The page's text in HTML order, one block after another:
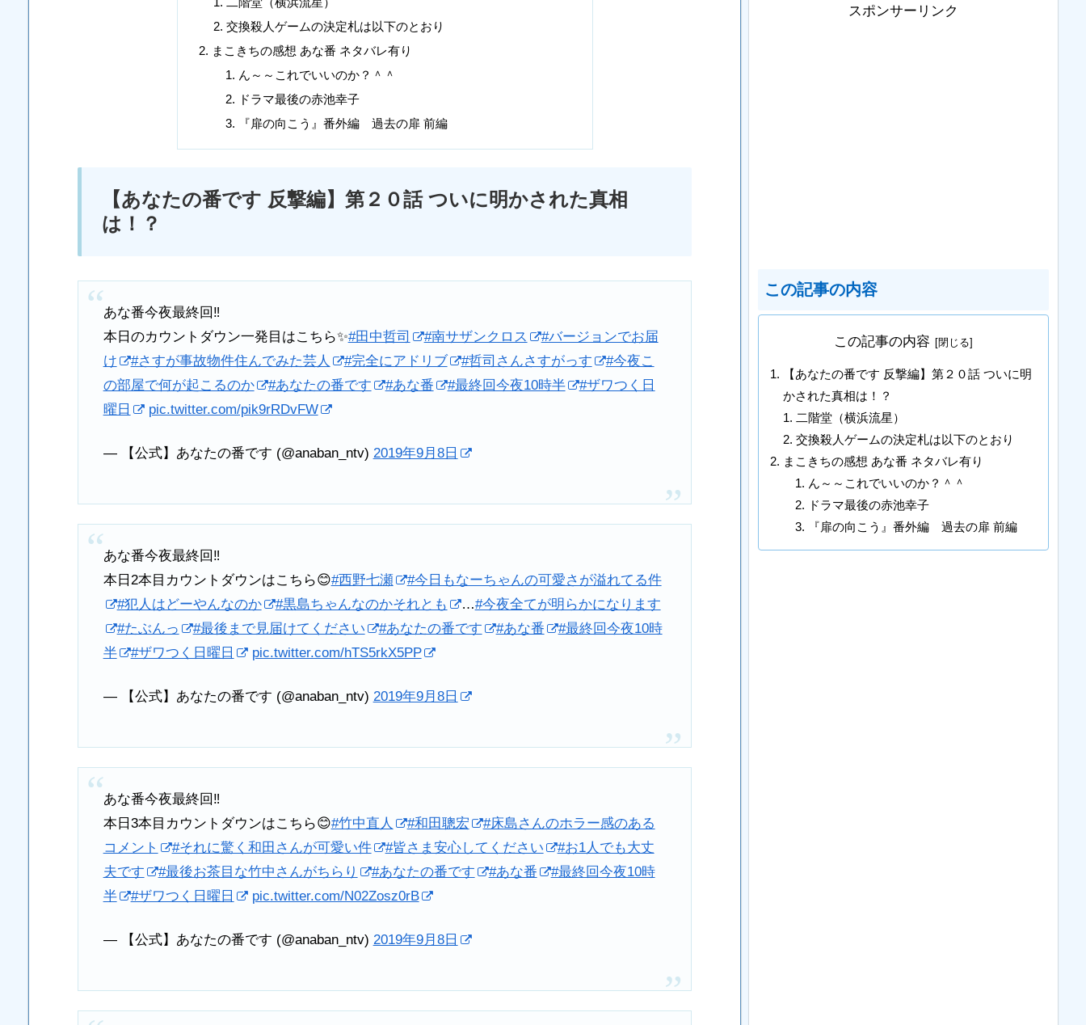
交換殺人ゲームの決定札は以下のとおり
まこきちの感想 あな番 ネタバレ有り
ん～～これでいいのか？＾＾
ドラマ最後の赤池幸子
『扉の向こう』番外編 過去の扉 前編
【あなたの番です 反撃編】第２０話 ついに明かされた真相
は！？
あな番今夜最終回‼️
本日のカウントダウン一発目はこちら✨#田中哲司 #南サザンクロス
#バージョンでお届
け
#さすが事故物件住んでみた芸人 #完全にアドリブ #哲司さんさすがっす
#今夜こ
の部屋で何が起こるのか
#あなたの番です #あな番 #最終回今夜10時半
#ザワつく日
曜日
pic.twitter.com/pik9rRDvFW
— 【公式】あなたの番です (@anaban_ntv) 2019年9月8日
あな番今夜最終回‼️
本日2本目カウントダウンはこちら😊#西野七瀬
#今日もなーちゃんの可愛さが溢れてる件
#犯人はどーやんなのか
#黒島ちゃんなのかそれとも …#今夜全てが明らかになります
#たぶんっ
#最後まで見届けてください #あなたの番です #あな番
#最終回今夜10時
半
#ザワつく日曜日 pic.twitter.com/hTS5rkX5PP
— 【公式】あなたの番です (@anaban_ntv) 2019年9月8日
あな番今夜最終回‼️
本日3本目カウントダウンはこちら😊#竹中直人 #和田聰宏
#床島さんのホラー感のある
コメント
#それに驚く和田さんが可愛い件 #皆さま安心してください
#お1人でも大丈
夫です
#最後お茶目な竹中さんがちらり #あなたの番です #あな番
#最終回今夜10時
半
#ザワつく日曜日 pic.twitter.com/N02Zosz0rB
— 【公式】あなたの番です (@anaban_ntv) 2019年9月8日
スポンサーリンク
この記事の内容
この記事の内容
【あなたの番です 反撃編】第２０話 ついに明
かされた真相は！？
二階堂（横浜流星）
交換殺人ゲームの決定札は以下のとおり
まこきちの感想 あな番 ネタバレ有り
ん～～これでいいのか？＾＾
ドラマ最後の赤池幸子
『扉の向こう』番外編 過去の扉 前編